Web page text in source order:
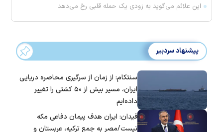
این علائم می‌گوید به زودی یک حمله قلبی رخ می‌دهد
پیشنهاد سردبیر
سنتکام: از زمان از سرگیری محاصره دریایی
ایران، مسیر بیش از ۵۰ کشتی را تغییر
داده‌ایم
فیدان: ایران هدف پیمان دفاعی مکه
نیست/مصر به جمع ترکیه، عربستان و